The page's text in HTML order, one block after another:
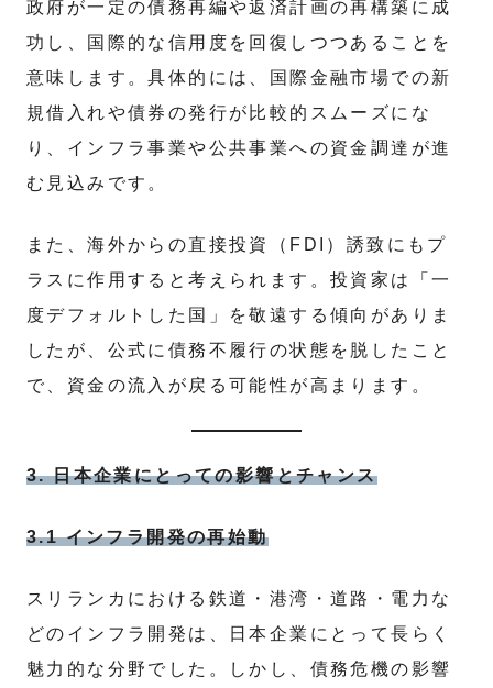
政府が一定の債務再編や返済計画の再構築に成
功し、国際的な信用度を回復しつつあることを
意味します。具体的には、国際金融市場での新
規借入れや債券の発行が比較的スムーズにな
り、インフラ事業や公共事業への資金調達が進
む見込みです。
また、海外からの直接投資（FDI）誘致にもプ
ラスに作用すると考えられます。投資家は「一
度デフォルトした国」を敬遠する傾向がありま
したが、公式に債務不履行の状態を脱したこと
で、資金の流入が戻る可能性が高まります。
3. 日本企業にとっての影響とチャンス
3.1 インフラ開発の再始動
スリランカにおける鉄道・港湾・道路・電力な
どのインフラ開発は、日本企業にとって長らく
魅力的な分野でした。しかし、債務危機の影響